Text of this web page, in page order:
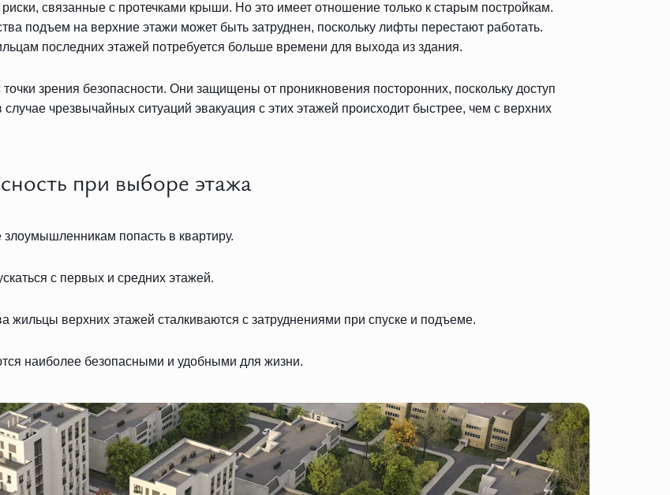
связанные с протечками крыши. Но это имеет отношение только к старым постройкам.
подъем на верхние этажи может быть затруднен, поскольку лифты перестают работать.
последних этажей потребуется больше времени для выхода из здания.
зрения безопасности. Они защищены от проникновения посторонних, поскольку доступ
чрезвычайных ситуаций эвакуация с этих этажей происходит быстрее, чем с верхних
при выборе этажа
попасть в квартиру.
с первых и средних этажей.
жильцы верхних этажей сталкиваются с затруднениями при спуске и подъеме.
наиболее безопасными и удобными для жизни.